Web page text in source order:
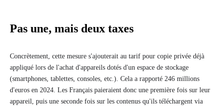
Pas une, mais deux taxes
Concrètement, cette mesure s'ajouterait au tarif pour copie privée déjà
appliqué lors de l'achat d'appareils dotés d'un espace de stockage
(smartphones, tablettes, consoles, etc.). Cela a rapporté 246 millions
d'euros en 2024. Les Français paieraient donc une première fois sur leur
appareil, puis une seconde fois sur les contenus qu'ils téléchargent via